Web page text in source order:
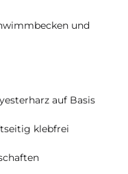
und
auf Basis
klebfrei